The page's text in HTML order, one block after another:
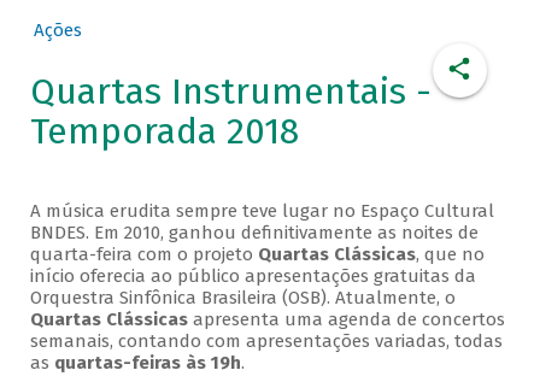
Ações
Quartas Instrumentais -
Temporada 2018
A música erudita sempre teve lugar no Espaço Cultural
BNDES. Em 2010, ganhou definitivamente as noites de
quarta-feira com o projeto Quartas Clássicas, que no
início oferecia ao público apresentações gratuitas da
Orquestra Sinfônica Brasileira (OSB). Atualmente, o
Quartas Clássicasapresenta uma agenda de concertos
semanais, contando com apresentações variadas, todas
as quartas-feiras às 19h.